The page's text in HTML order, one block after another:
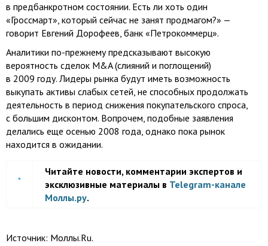
в предбанкротном состоянии. Есть ли хоть один
«Гроссмарт», который сейчас не занят продмагом?» —
говорит Евгений Дорофеев, банк «Петрокоммерц».
Аналитики по-прежнемупредсказывают высокую
вероятность сделок M&A (слияний и поглощений)
в 2009 году. Лидеры рынка будут иметь возможность
выкупать активы слабых сетей, не способных продолжать
деятельность в период снижения покупательского спроса,
с большим дисконтом. Вопрочем, подобные заявления
делались еще осенью 2008 года, однако пока рынок
находится в ожидании.
Читайте новости, комментарии экспертов и
эксклюзивные материалы в Telegram-канале
Моллы.ру.
Источник: Моллы.Ru.